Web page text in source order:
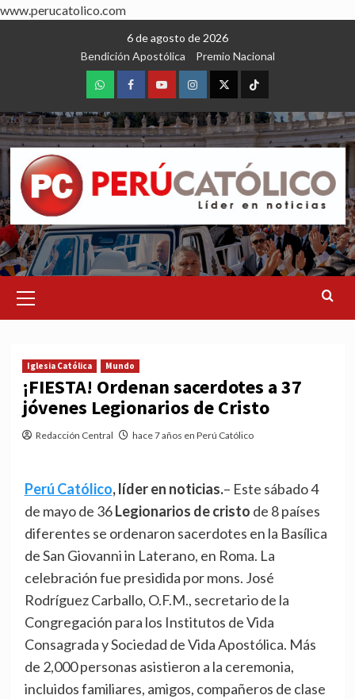
www.perucatolico.com
6 de agosto de 2026
Bendición Apostólica
Premio Nacional
WhatsAppFacebookYoutubeInstagram
X TikTok
Menu
Iglesia Católica Mundo
¡FIESTA! Ordenan sacerdotes a 37
jóvenes Legionarios de Cristo
Redacción Central hace 7 años en Perú Católico
Perú Católico, líder en noticias.– Este sábado 4
de mayo de 36Legionarios de cristo de 8 países
diferentes se ordenaron sacerdotes en la Basílica
de San Giovanni in Laterano, en Roma. La
celebración fue presidida por mons. José
Rodríguez Carballo, O.F.M., secretario de la
Congregación para los Institutos de Vida
Consagrada y Sociedad de Vida Apostólica. Más
de 2,000 personas asistieron a la ceremonia,
incluidos familiares, amigos, compañeros de clase